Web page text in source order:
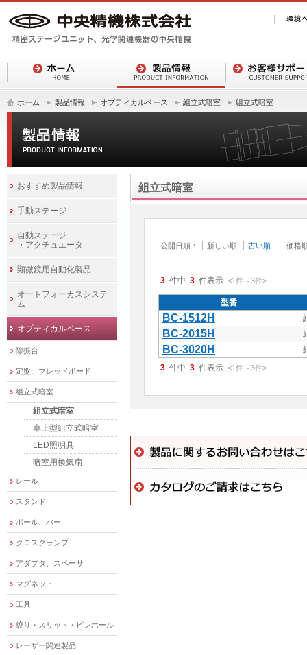
ホーム 製品情報 オプティカルベース 組立式暗室 組立式暗室
組立式暗室
公開日順： 新しい順 古い順 価格
3 件中 3 件表示 <1件～3件>
型番
BC-1512H
BC-2015H
BC-3020H
3 件中 3 件表示 <1件～3件>
おすすめ製品情報
手動ステージ
自動ステージ
・アクチュエータ
顕微鏡用自動化製品
オートフォーカスシステ
ム
オプティカルベース
除振台
定盤、ブレッドボード
組立式暗室
組立式暗室
卓上型組立式暗室
LED照明具
暗室用換気扇
レール
スタンド
ポール、バー
クロスクランプ
アダプタ、スペーサ
マグネット
工具
絞り・スリット・ピンホール
レーザー関連製品